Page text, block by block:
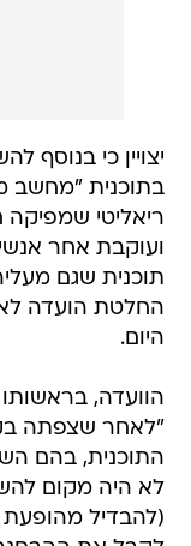
יצויין כי
בתוכנית "מחשב
ועוקבת אחר
תוכנית שגם
החלטת הועדה
היום.
הוועדה,
"לאחר שצפתה
התוכנית, בהם
לא היה מקום
(להבדיל מהופעת